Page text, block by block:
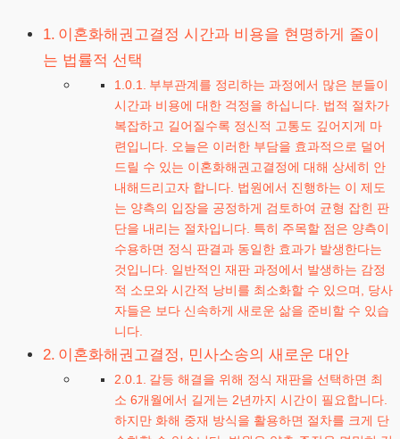
이혼화해권고결정 시간과 비용을 현명하게 줄이
는 법률적 선택
부부관계를 정리하는 과정에서 많은 분들이
시간과 비용에 대한 걱정을 하십니다. 법적 절차가
복잡하고 길어질수록 정신적 고통도 깊어지게 마
련입니다. 오늘은 이러한 부담을 효과적으로 덜어
드릴 수 있는 이혼화해권고결정에 대해 상세히 안
내해드리고자 합니다. 법원에서 진행하는 이 제도
는 양측의 입장을 공정하게 검토하여 균형 잡힌 판
단을 내리는 절차입니다. 특히 주목할 점은 양측이
수용하면 정식 판결과 동일한 효과가 발생한다는
것입니다. 일반적인 재판 과정에서 발생하는 감정
적 소모와 시간적 낭비를 최소화할 수 있으며, 당사
자들은 보다 신속하게 새로운 삶을 준비할 수 있습
니다.
이혼화해권고결정, 민사소송의 새로운 대안
갈등 해결을 위해 정식 재판을 선택하면 최
소 6개월에서 길게는 2년까지 시간이 필요합니다.
하지만 화해 중재 방식을 활용하면 절차를 크게 단